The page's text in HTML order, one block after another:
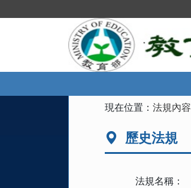
到
現在位置：法規內容
歷史法規
法規名稱：